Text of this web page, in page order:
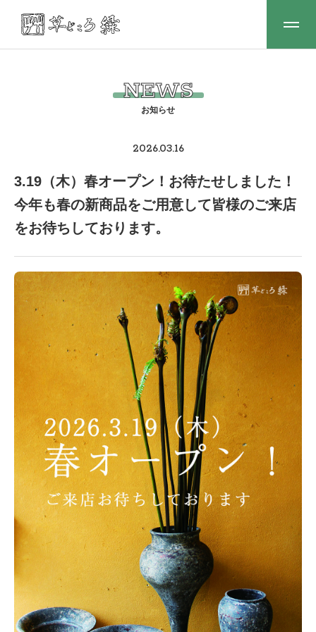
NEWS
2026.03.16
3.19（木）春オープン！お待たせしました！
今年も春の新商品をご用意して皆様のご来店
をお待ちしております。